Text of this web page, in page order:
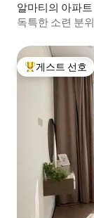
알마티의 아파트
독특한 소련 분
상위 게스트 선호
게스트 선호